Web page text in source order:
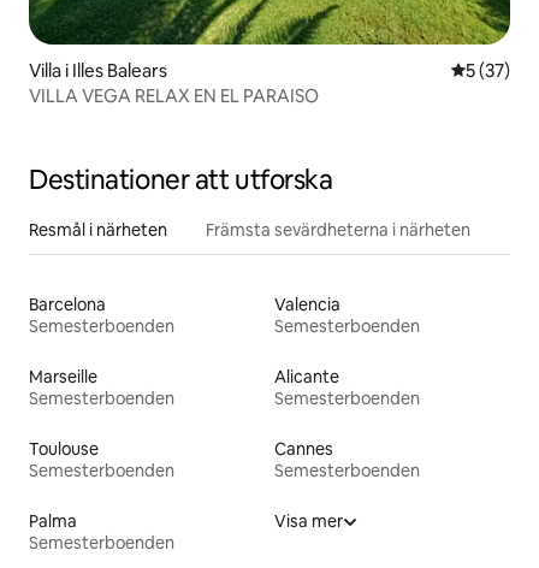
Villa i Illes Balears 5 av 5 i
5 (37)
VILLA VEGA RELAX EN EL PARAISO
Destinationer att utforska
Resmål i närheten Främsta sevärdheterna i närheten
Barcelona
Semesterboenden
Valencia
Semesterboenden
Marseille
Semesterboenden
Alicante
Semesterboenden
Toulouse
Semesterboenden
Cannes
Semesterboenden
Palma
Semesterboenden
Visa mer